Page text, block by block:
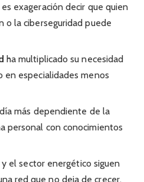
exageración decir que quien
o la ciberseguridad puede
ha multiplicado su necesidad
en especialidades menos
más dependiente de la
personal con conocimientos
el sector energético siguen
red que no deja de crecer.